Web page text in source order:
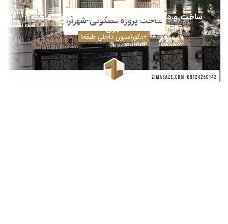
اجرا و طراحی نما بازسازی و اجرا طراحی دکوراسیون مسکونی
ساخت و دکوراسیون داخلی شهرآرا – مسکونی منطقه2
تهران